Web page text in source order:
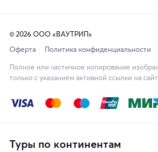
© 2026 ООО «ВАУТРИП»
Оферта
Политика конфиденциальности
Полное или частичное копирование
только с указанием активной ссылки на сайт
Туры по континентам